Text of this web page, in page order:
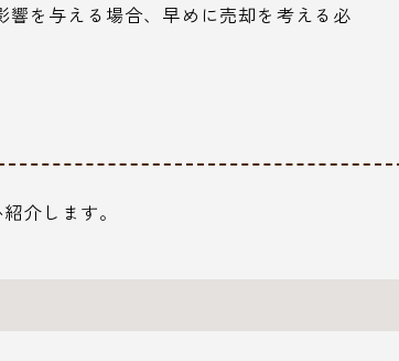
を与える場合、早めに売却を考える必
介します。